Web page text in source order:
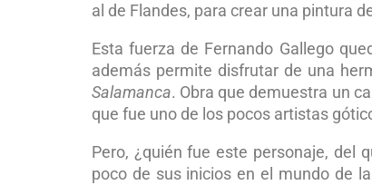
al de Flandes, para crear una pintura
Esta fuerza de Fernando Gallego
además permite disfrutar de una
Salamanca. Obra que demuestra un
que fue uno de los pocos artistas
Pero, ¿quién fue este personaje, del
poco de sus inicios en el mundo de